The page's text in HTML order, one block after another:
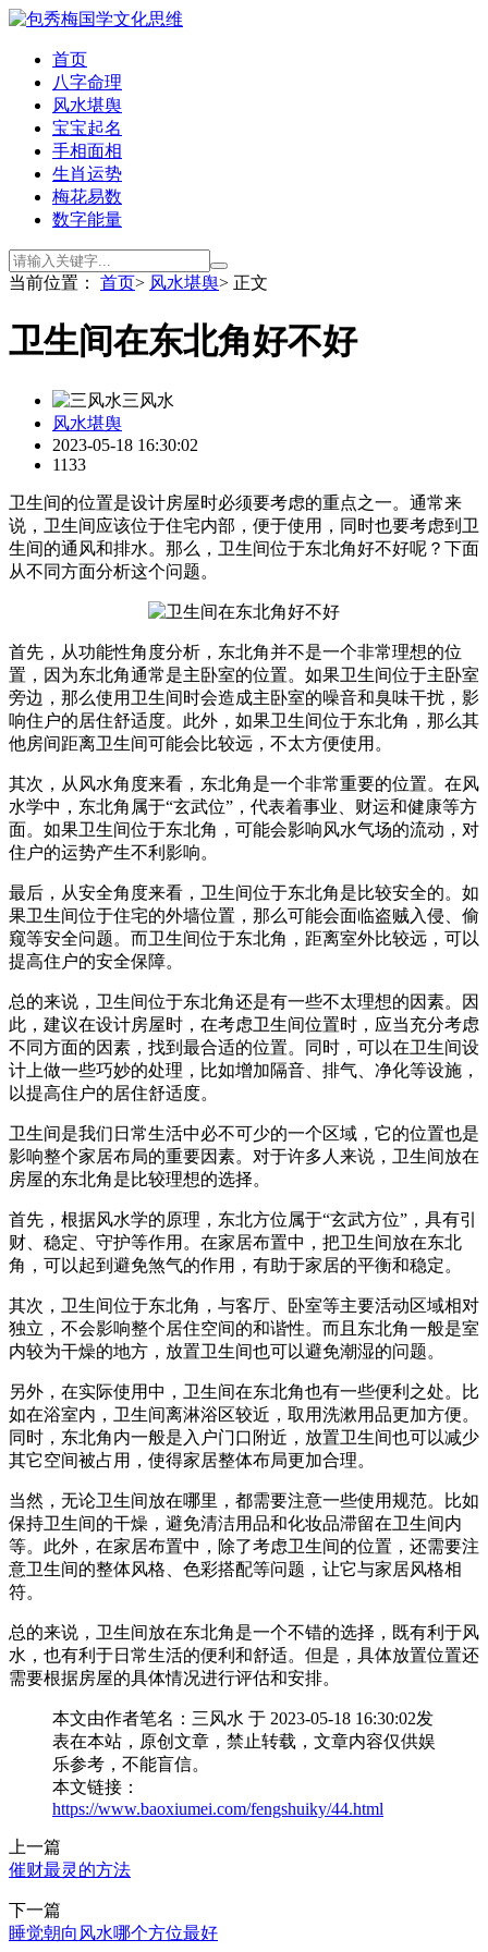
首页
八字命理
风水堪舆
宝宝起名
手相面相
生肖运势
梅花易数
数字能量
当前位置： 首页> 风水堪舆> 正文
卫生间在东北角好不好
三风水
风水堪舆
2023-05-18 16:30:02
1133
卫生间的位置是设计房屋时必须要考虑的重点之一。通常来
说，卫生间应该位于住宅内部，便于使用，同时也要考虑到卫
生间的通风和排水。那么，卫生间位于东北角好不好呢？下面
从不同方面分析这个问题。
首先，从功能性角度分析，东北角并不是一个非常理想的位
置，因为东北角通常是主卧室的位置。如果卫生间位于主卧室
旁边，那么使用卫生间时会造成主卧室的噪音和臭味干扰，影
响住户的居住舒适度。此外，如果卫生间位于东北角，那么其
他房间距离卫生间可能会比较远，不太方便使用。
其次，从风水角度来看，东北角是一个非常重要的位置。在风
水学中，东北角属于“玄武位”，代表着事业、财运和健康等方
面。如果卫生间位于东北角，可能会影响风水气场的流动，对
住户的运势产生不利影响。
最后，从安全角度来看，卫生间位于东北角是比较安全的。如
果卫生间位于住宅的外墙位置，那么可能会面临盗贼入侵、偷
窥等安全问题。而卫生间位于东北角，距离室外比较远，可以
提高住户的安全保障。
总的来说，卫生间位于东北角还是有一些不太理想的因素。因
此，建议在设计房屋时，在考虑卫生间位置时，应当充分考虑
不同方面的因素，找到最合适的位置。同时，可以在卫生间设
计上做一些巧妙的处理，比如增加隔音、排气、净化等设施，
以提高住户的居住舒适度。
卫生间是我们日常生活中必不可少的一个区域，它的位置也是
影响整个家居布局的重要因素。对于许多人来说，卫生间放在
房屋的东北角是比较理想的选择。
首先，根据风水学的原理，东北方位属于“玄武方位”，具有引
财、稳定、守护等作用。在家居布置中，把卫生间放在东北
角，可以起到避免煞气的作用，有助于家居的平衡和稳定。
其次，卫生间位于东北角，与客厅、卧室等主要活动区域相对
独立，不会影响整个居住空间的和谐性。而且东北角一般是室
内较为干燥的地方，放置卫生间也可以避免潮湿的问题。
另外，在实际使用中，卫生间在东北角也有一些便利之处。比
如在浴室内，卫生间离淋浴区较近，取用洗漱用品更加方便。
同时，东北角内一般是入户门口附近，放置卫生间也可以减少
其它空间被占用，使得家居整体布局更加合理。
当然，无论卫生间放在哪里，都需要注意一些使用规范。比如
保持卫生间的干燥，避免清洁用品和化妆品滞留在卫生间内
等。此外，在家居布置中，除了考虑卫生间的位置，还需要注
意卫生间的整体风格、色彩搭配等问题，让它与家居风格相
符。
总的来说，卫生间放在东北角是一个不错的选择，既有利于风
水，也有利于日常生活的便利和舒适。但是，具体放置位置还
需要根据房屋的具体情况进行评估和安排。
本文由作者笔名：三风水 于 2023-05-18 16:30:02发
表在本站，原创文章，禁止转载，文章内容仅供娱
乐参考，不能盲信。
本文链接：
https://www.baoxiumei.com/fengshuiky/44.html
上一篇
催财最灵的方法
下一篇
睡觉朝向风水哪个方位最好